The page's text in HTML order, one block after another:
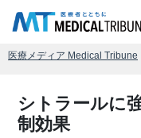
医療メディア Medical Tribune
シトラールに
制効果